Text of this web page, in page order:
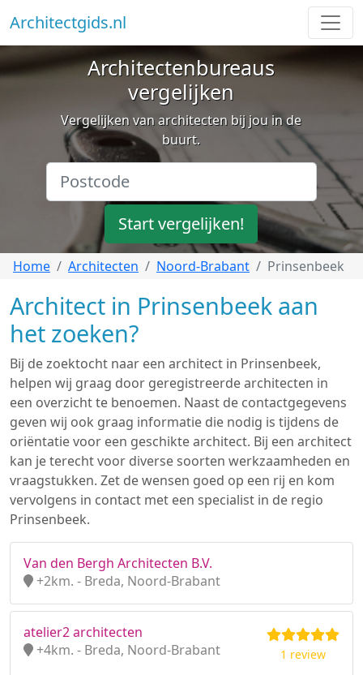
Architectgids.nl
Architectenbureaus
vergelijken
Vergelijken van architecten bij jou in de
buurt.
Start vergelijken!
Home Architecten Noord-Brabant Prinsenbeek
Architect in Prinsenbeek aan
het zoeken?
Bij de zoektocht naar een architect in Prinsenbeek,
helpen wij graag door geregistreerde architecten in
een overzicht te benoemen. Naast de contactgegevens
geven wij ook graag informatie die nodig is tijdens de
oriëntatie voor een geschikte architect. Bij een architect
kan je terecht voor diverse soorten werkzaamheden en
vraagstukken. Zet de wensen goed op een rij en kom
vervolgens in contact met een specialist in de regio
Prinsenbeek.
Van den Bergh Architecten B.V.
+2km. - Breda, Noord-Brabant
atelier2 architecten
+4km. - Breda, Noord-Brabant
1 review